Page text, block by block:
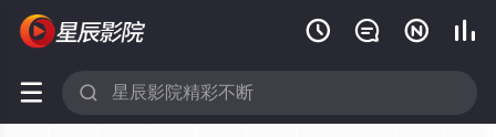
   
 